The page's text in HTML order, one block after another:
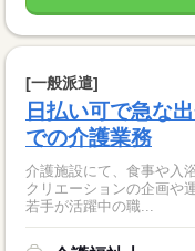
[一般派遣]
日払い可で急な
での介護業務
介護施設にて、食事や入
クリエーションの企画や運営な
若手が活躍中の職...